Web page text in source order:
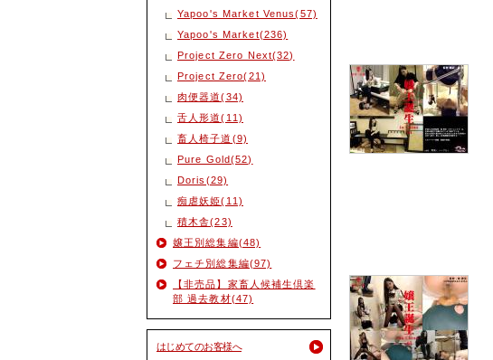
Yapoo's Market Venus(57)
Yapoo's Market(236)
Project Zero Next(32)
Project Zero(21)
肉便器道(34)
舌人形道(11)
畜人椅子道(9)
Pure Gold(52)
Doris(29)
痴虐妖姫(11)
積木舎(23)
嬢王別総集編(48)
フェチ別総集編(97)
【非売品】家畜人候補生倶楽
部 過去教材(47)
はじめてのお客様へ